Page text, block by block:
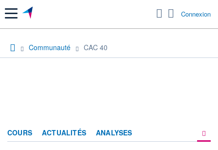
Menu Connexion
Communauté CAC 40
COURS ACTUALITÉS ANALYSES